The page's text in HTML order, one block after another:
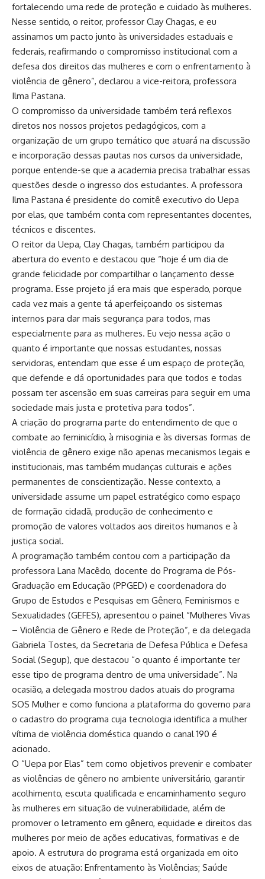
fortalecendo uma rede de proteção e cuidado às mulheres.
Nesse sentido, o reitor, professor Clay Chagas, e eu
assinamos um pacto junto às universidades estaduais e
federais, reafirmando o compromisso institucional com a
defesa dos direitos das mulheres e com o enfrentamento à
violência de gênero”, declarou a vice-reitora, professora
Ilma Pastana.
O compromisso da universidade também terá reflexos
diretos nos nossos projetos pedagógicos, com a
organização de um grupo temático que atuará na discussão
e incorporação dessas pautas nos cursos da universidade,
porque entende-se que a academia precisa trabalhar essas
questões desde o ingresso dos estudantes. A professora
Ilma Pastana é presidente do comitê executivo do Uepa
por elas, que também conta com representantes docentes,
técnicos e discentes.
O reitor da Uepa, Clay Chagas, também participou da
abertura do evento e destacou que “hoje é um dia de
grande felicidade por compartilhar o lançamento desse
programa. Esse projeto já era mais que esperado, porque
cada vez mais a gente tá aperfeiçoando os sistemas
internos para dar mais segurança para todos, mas
especialmente para as mulheres. Eu vejo nessa ação o
quanto é importante que nossas estudantes, nossas
servidoras, entendam que esse é um espaço de proteção,
que defende e dá oportunidades para que todos e todas
possam ter ascensão em suas carreiras para seguir em uma
sociedade mais justa e protetiva para todos”.
A criação do programa parte do entendimento de que o
combate ao feminicídio, à misoginia e às diversas formas de
violência de gênero exige não apenas mecanismos legais e
institucionais, mas também mudanças culturais e ações
permanentes de conscientização. Nesse contexto, a
universidade assume um papel estratégico como espaço
de formação cidadã, produção de conhecimento e
promoção de valores voltados aos direitos humanos e à
justiça social.
A programação também contou com a participação da
professora Lana Macêdo, docente do Programa de Pós-
Graduação em Educação (PPGED) e coordenadora do
Grupo de Estudos e Pesquisas em Gênero, Feminismos e
Sexualidades (GEFES), apresentou o painel “Mulheres Vivas
– Violência de Gênero e Rede de Proteção”, e da delegada
Gabriela Tostes, da Secretaria de Defesa Pública e Defesa
Social (Segup), que destacou “o quanto é importante ter
esse tipo de programa dentro de uma universidade”. Na
ocasião, a delegada mostrou dados atuais do programa
SOS Mulher e como funciona a plataforma do governo para
o cadastro do programa cuja tecnologia identifica a mulher
vítima de violência doméstica quando o canal 190 é
acionado.
O “Uepa por Elas” tem como objetivos prevenir e combater
as violências de gênero no ambiente universitário, garantir
acolhimento, escuta qualificada e encaminhamento seguro
às mulheres em situação de vulnerabilidade, além de
promover o letramento em gênero, equidade e direitos das
mulheres por meio de ações educativas, formativas e de
apoio. A estrutura do programa está organizada em oito
eixos de atuação: Enfrentamento às Violências; Saúde